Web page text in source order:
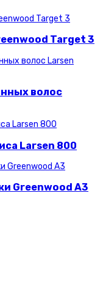
Target 3
волос
Larsen 800
Greenwood A3